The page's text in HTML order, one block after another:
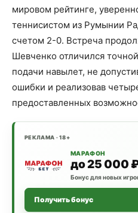
мировом рейтинге,
теннисистом из Румынии
счетом 2-0. Встреча
Шевченко отличился
подачи навылет, не
ошибки и реализовав
предоставленных
РЕКЛАМА · 18+
МАРАФОН
до 25 000
Бонус для новых
Получить бонус